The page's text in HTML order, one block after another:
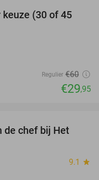
50%
(30 of 45
Regulier €60
€29,95
34%
de chef bij Het
9.1 star